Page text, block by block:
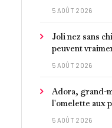
5 AOÛT 2026
Joli nez sans
peuvent
5 AOÛT 2026
Adora, grand-
l'omelette aux
je laisse faire
5 AOÛT 2026